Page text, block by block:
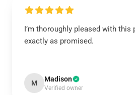
I’m thoroughly pleased with
exactly as promised.
M Madison
Verified owner